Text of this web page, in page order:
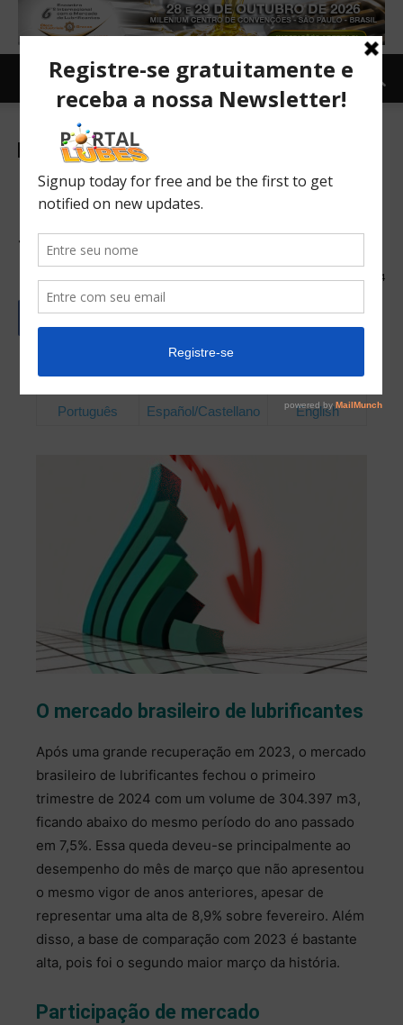
Newsletter Mercado TOPNEWS
Mercado brasileiro de
lubrificantes fecha 1º
trimestre em queda
03/05/2024 1394
Português Español/Castellano English
O mercado brasileiro de lubrificantes
Após uma grande recuperação em 2023, o mercado
brasileiro de lubrificantes fechou o primeiro
trimestre de 2024 com um volume de 304.397 m3,
ficando abaixo do mesmo período do ano passado
em 7,5%. Essa queda deveu-se principalmente ao
desempenho do mês de março que não apresentou
o mesmo vigor de anos anteriores, apesar de
representar uma alta de 8,9% sobre fevereiro. Além
disso, a base de comparação com 2023 é bastante
alta, pois foi o segundo maior março da história.
Participação de mercado